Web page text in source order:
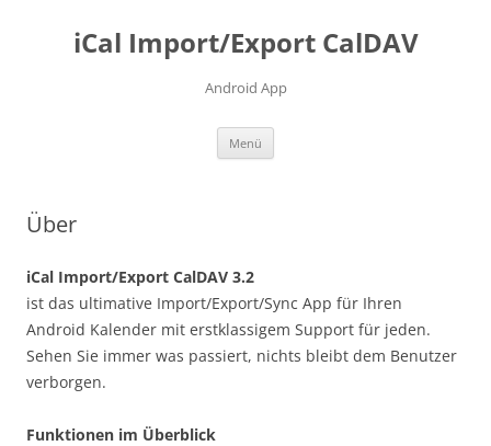
springeniCal Import/Export CalDAV
Android App
Menü
Über
iCal Import/Export CalDAV 3.2
ist das ultimative Import/Export/Sync App für Ihren
Android Kalender mit erstklassigem Support für jeden.
Sehen Sie immer was passiert, nichts bleibt dem Benutzer
verborgen.
Funktionen im Überblick